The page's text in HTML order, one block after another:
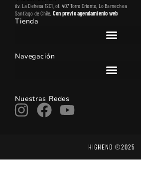
Av. La Dehesa 1201, of. 407 Torre Oriente, Lo Barnechea
Santiago de Chile, Con previoagendamiento web
Tienda
Navegación
Nuestras Redes
Instagram
Facebook
Youtube
HIGHEND ©2025